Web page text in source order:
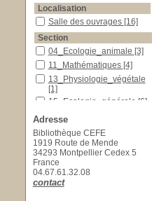
Localisation
Salle des ouvrages
Salle des ouvrages [16]
Section
04_Ecologie_animale
04_Ecologie_animale [3]
11_Mathématiques
11_Mathématiques [4]
13_Physiologie_végétale
13_Physiologie_végétale
[1]
15_Ecologie_générale
15_Ecologie_générale [6]
16_Ecologie_végétale
16_Ecologie_végétale
20_Développement_durable
20_Développement_durable
[1]
Adresse
Bibliothèque CEFE
1919 Route de Mende
34293 Montpellier Cedex 5
France
04.67.61.32.08
contact